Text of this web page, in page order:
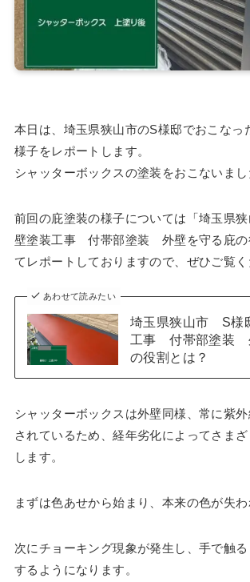
本日は、埼玉県狭山市のS様邸でおこなっ
様子をレポートします。
シャッターボックスの塗装をおこないまし
前回の庇塗装の様子については「埼玉
壁塗装工事 付帯部塗装 外壁を守る庇の
てレポートしておりますので、ぜひご覧く
あわせて読みたい
埼玉県狭山市 S様
工事 付帯部塗装
の役割とは？
シャッターボックスは外壁同様、常に紫
されているため、経年劣化によってさま
します。
まずは色あせから始まり、本来の色が失わ
次にチョーキング現象が発生し、手で触
するようになります。